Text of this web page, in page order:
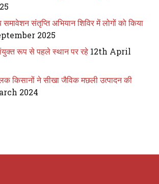
समावेशन संतृप्ति अभियान शिविर में लोगों को किया
2025
रूप से पहले स्थान पर रहे 12th April
किसानों ने सीखा जैविक मछली उत्पादन की
2024